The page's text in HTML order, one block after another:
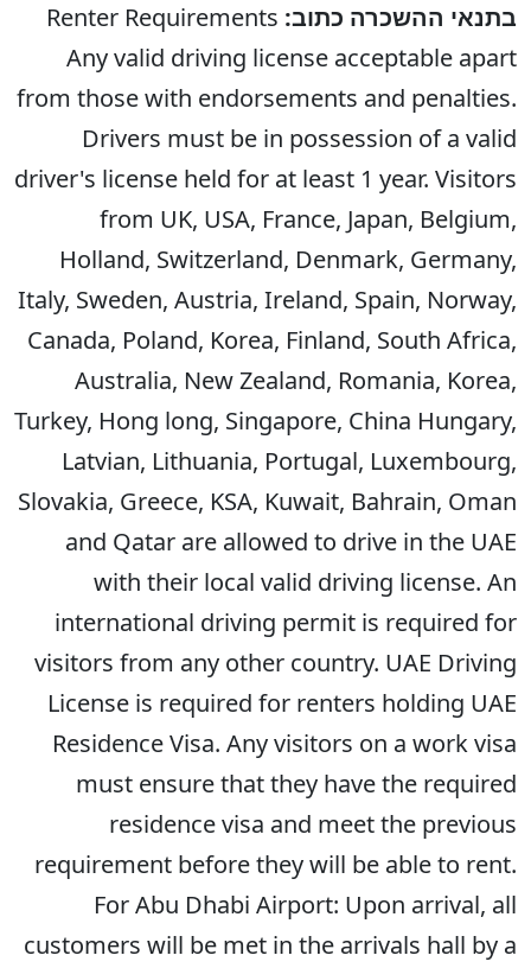
בתנאי ההשכרה כתוב: Renter Requirements
Any valid driving license acceptable apart
from those with endorsements and penalties.
Drivers must be in possession of a valid
driver's license held for at least 1 year. Visitors
from UK, USA, France, Japan, Belgium,
Holland, Switzerland, Denmark, Germany,
Italy, Sweden, Austria, Ireland, Spain, Norway,
Canada, Poland, Korea, Finland, South Africa,
Australia, New Zealand, Romania, Korea,
Turkey, Hong long, Singapore, China Hungary,
Latvian, Lithuania, Portugal, Luxembourg,
Slovakia, Greece, KSA, Kuwait, Bahrain, Oman
and Qatar are allowed to drive in the UAE
with their local valid driving license. An
international driving permit is required for
visitors from any other country. UAE Driving
License is required for renters holding UAE
Residence Visa. Any visitors on a work visa
must ensure that they have the required
residence visa and meet the previous
requirement before they will be able to rent.
For Abu Dhabi Airport: Upon arrival, all
customers will be met in the arrivals hall by a